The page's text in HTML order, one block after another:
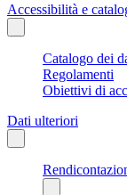
Accessibilità e
Catalogo dei
Regolamenti
Obiettivi di
Dati ulteriori